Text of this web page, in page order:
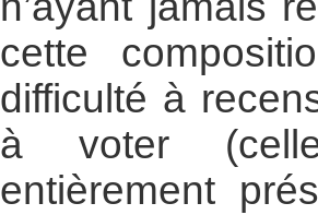
cette
difficulté à
à voter
entièrement